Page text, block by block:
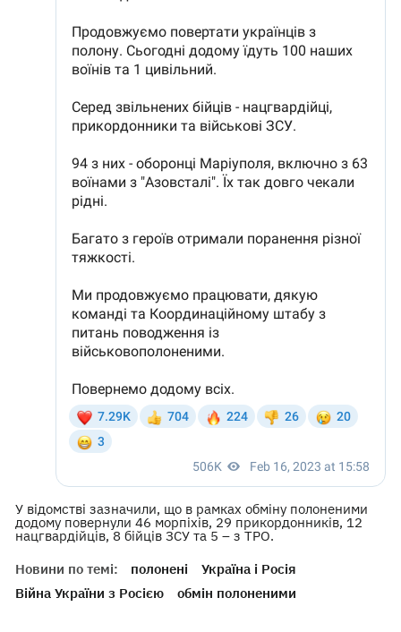
У відомстві зазначили, що в рамках обміну полоненими
додому повернули 46 морпіхів, 29 прикордонників, 12
нацгвардійців, 8 бійців ЗСУ та 5 – з ТРО.
Новини по темі:
полонені
Україна і Росія
Війна України з Росією
обмін полоненими